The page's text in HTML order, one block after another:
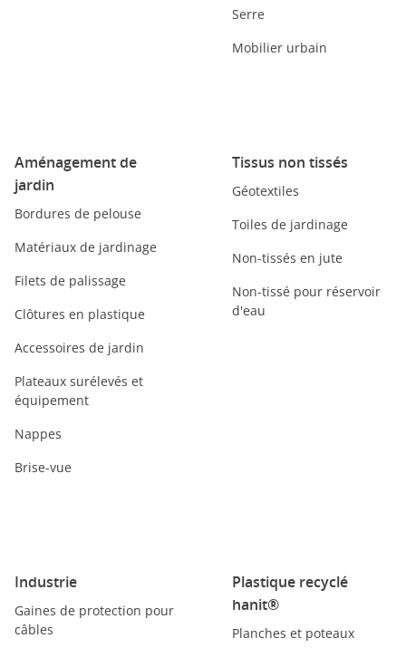
Serre
Mobilier urbain
Aménagement de
jardin
Bordures de pelouse
Matériaux de jardinage
Filets de palissage
Clôtures en plastique
Accessoires de jardin
Plateaux surélevés et
équipement
Nappes
Brise-vue
Tissus non tissés
Géotextiles
Toiles de jardinage
Non-tissés en jute
Non-tissé pour réservoir
d'eau
Industrie
Gaines de protection pour
câbles
Plastique recyclé
hanit®
Planches et poteaux